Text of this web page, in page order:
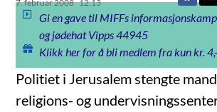
7. februar 2008 12:13
Gi en gave til MIFFs
og jødehat Vipps 44945
Klikk her for å bli medlem fra kun kr.
Politiet i Jerusalem stengte
religions- og